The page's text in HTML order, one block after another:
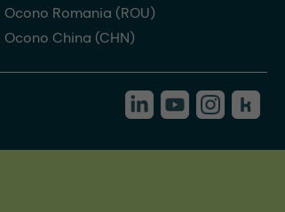
Ocono Romania (ROU)
Ocono China (CHN)